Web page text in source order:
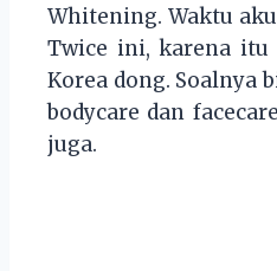
Whitening. Waktu
Twice ini, karena itu
Korea dong. Soalnya
bodycare dan
juga.